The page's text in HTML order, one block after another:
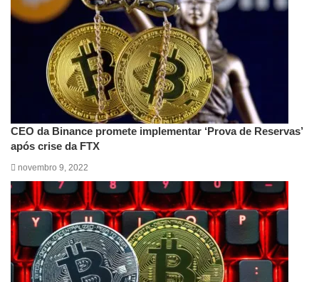
CEO da Binance promete implementar ‘Prova de Reservas’
após crise da FTX
novembro 9, 2022